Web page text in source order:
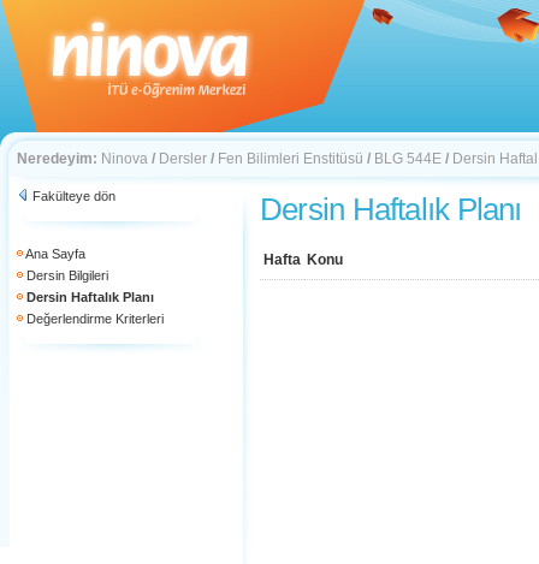
Neredeyim: Ninova / Dersler / Fen Bilimleri Enstitüsü / BLG 544E / Dersin
Fakülteye dön
Ana Sayfa
Dersin Bilgileri
Dersin Haftalık Planı
Değerlendirme Kriterleri
Dersin Haftalık Planı
Hafta Konu